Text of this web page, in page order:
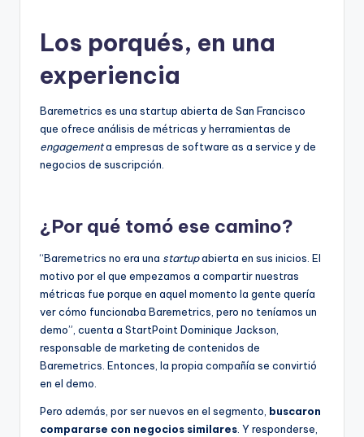
Los porqués, en una
experiencia
Baremetrics es una startup abierta de San Francisco
que ofrece análisis de métricas y herramientas de
engagementa empresas de software as a service y de
negocios de suscripción.
¿Por qué tomó ese camino?
“Baremetrics no era una startupabierta en sus inicios. El
motivo por el que empezamos a compartir nuestras
métricas fue porque en aquel momento la gente quería
ver cómo funcionaba Baremetrics, pero no teníamos un
demo”, cuenta a StartPoint Dominique Jackson,
responsable de marketing de contenidos de
Baremetrics. Entonces, la propia compañía se convirtió
en el demo.
Pero además, por ser nuevos en el segmento, buscaron
compararse con negocios similares . Y responderse,